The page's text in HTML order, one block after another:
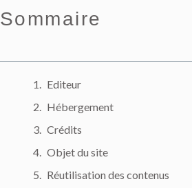
Sommaire
Editeur
Hébergement
Crédits
Objet du site
Réutilisation des contenus